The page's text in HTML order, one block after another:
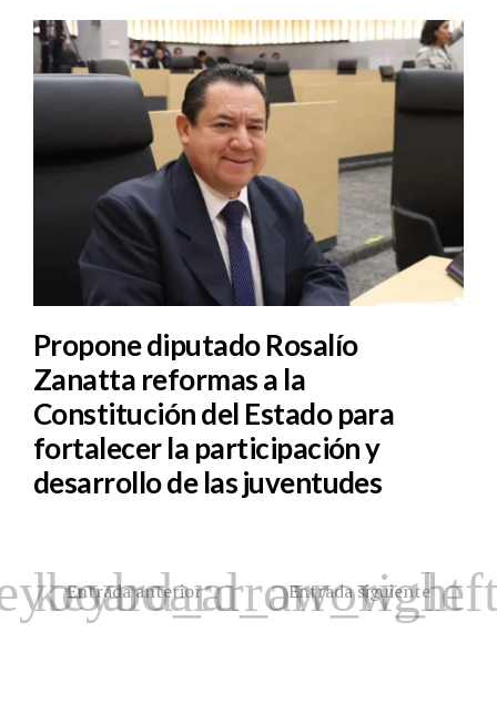
Propone diputado Rosalío
Zanatta reformas a la
Constitución del Estado para
fortalecer la participación y
desarrollo de las juventudes
Entrada anterior Entrada siguiente